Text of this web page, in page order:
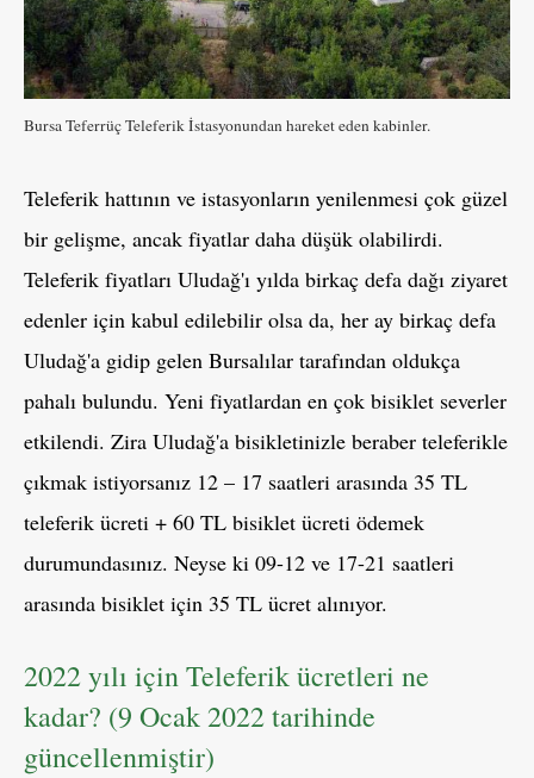
Bursa Teferrüç Teleferik İstasyonundan hareket eden kabinler.
Teleferik hattının ve istasyonların yenilenmesi çok güzel
bir gelişme, ancak fiyatlar daha düşük olabilirdi.
Teleferik fiyatları Uludağ'ı yılda birkaç defa dağı ziyaret
edenler için kabul edilebilir olsa da, her ay birkaç defa
Uludağ'a gidip gelen Bursalılar tarafından oldukça
pahalı bulundu. Yeni fiyatlardan en çok bisiklet severler
etkilendi. Zira Uludağ'a bisikletinizle beraber teleferikle
çıkmak istiyorsanız 12 – 17 saatleri arasında 35 TL
teleferik ücreti + 60 TL bisiklet ücreti ödemek
durumundasınız. Neyse ki 09-12 ve 17-21 saatleri
arasında bisiklet için 35 TL ücret alınıyor.
2022 yılı için Teleferik ücretleri ne
kadar? (9 Ocak 2022 tarihinde
güncellenmiştir)